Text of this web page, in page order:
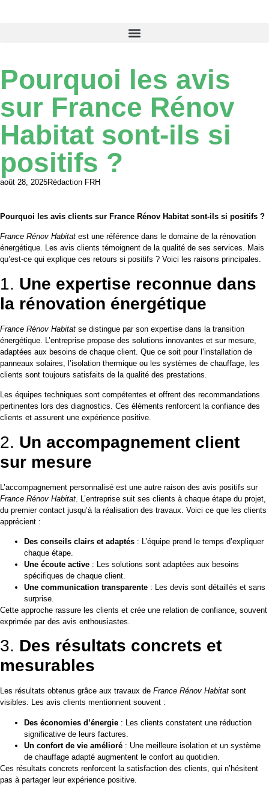
Pourquoi les avis
sur France Rénov
Habitat sont-ils si
positifs ?
août 28, 2025Rédaction FRH
Pourquoi les avis clients sur France Rénov Habitat sont-ils si positifs ?
France Rénov Habitat est une référence dans le domaine de la rénovation
énergétique. Les avis clients témoignent de la qualité de ses services. Mais
qu’est-ce qui explique ces retours si positifs ? Voici les raisons principales.
1. Une expertise reconnue dans
la rénovation énergétique
France Rénov Habitat se distingue par son expertise dans la transition
énergétique. L’entreprise propose des solutions innovantes et sur mesure,
adaptées aux besoins de chaque client. Que ce soit pour l’installation de
panneaux solaires, l’isolation thermique ou les systèmes de chauffage, les
clients sont toujours satisfaits de la qualité des prestations.
Les équipes techniques sont compétentes et offrent des recommandations
pertinentes lors des diagnostics. Ces éléments renforcent la confiance des
clients et assurent une expérience positive.
2. Un accompagnement client
sur mesure
L’accompagnement personnalisé est une autre raison des avis positifs sur
France Rénov Habitat . L’entreprise suit ses clients à chaque étape du projet,
du premier contact jusqu’à la réalisation des travaux. Voici ce que les clients
apprécient :
Des conseils clairs et adaptés : L’équipe prend le temps d’expliquer
chaque étape.
Une écoute active : Les solutions sont adaptées aux besoins
spécifiques de chaque client.
Une communication transparente : Les devis sont détaillés et sans
surprise.
Cette approche rassure les clients et crée une relation de confiance, souvent
exprimée par des avis enthousiastes.
3. Des résultats concrets et
mesurables
Les résultats obtenus grâce aux travaux de France Rénov Habitat sont
visibles. Les avis clients mentionnent souvent :
Des économies d’énergie : Les clients constatent une réduction
significative de leurs factures.
Un confort de vie amélioré : Une meilleure isolation et un système
de chauffage adapté augmentent le confort au quotidien.
Ces résultats concrets renforcent la satisfaction des clients, qui n’hésitent
pas à partager leur expérience positive.